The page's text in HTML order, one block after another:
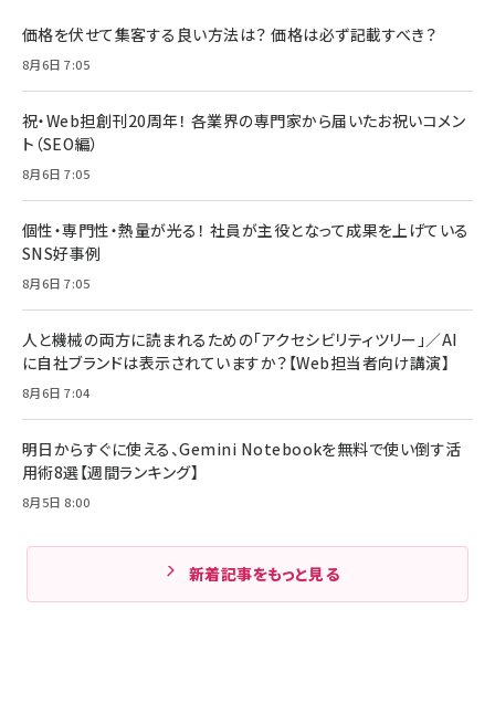
価格を伏せて集客する良い方法は？ 価格は必ず記載すべき？
8月6日 7:05
祝・Web担創刊20周年！ 各業界の専門家から届いたお祝いコメン
ト（SEO編）
8月6日 7:05
個性・専門性・熱量が光る！ 社員が主役となって成果を上げている
SNS好事例
8月6日 7:05
人と機械の両方に読まれるための「アクセシビリティツリー」／AI
に自社ブランドは表示されていますか？【Web担当者向け講演】
8月6日 7:04
明日からすぐに使える、Gemini Notebookを無料で使い倒す活
用術8選【週間ランキング】
8月5日 8:00
新着記事をもっと見る